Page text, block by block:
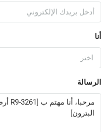
أنا
اختر
الرسالة